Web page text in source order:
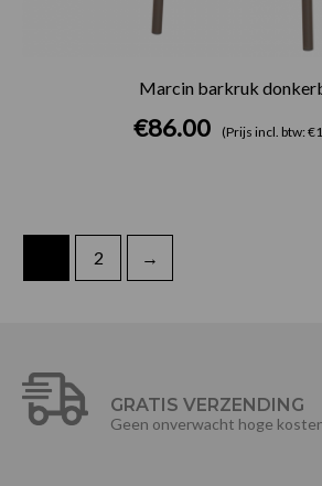
Marcin barkruk
€86.00 (Prijs incl. btw:
2 →
GRATIS VERZENDING
Geen onverwacht hoge